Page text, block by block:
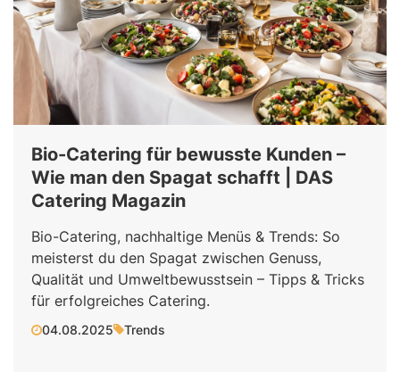
Bio-Catering für bewusste Kunden –
Wie man den Spagat schafft | DAS
Catering Magazin
Bio-Catering, nachhaltige Menüs & Trends: So
meisterst du den Spagat zwischen Genuss,
Qualität und Umweltbewusstsein – Tipps & Tricks
für erfolgreiches Catering.
04.08.2025 Trends